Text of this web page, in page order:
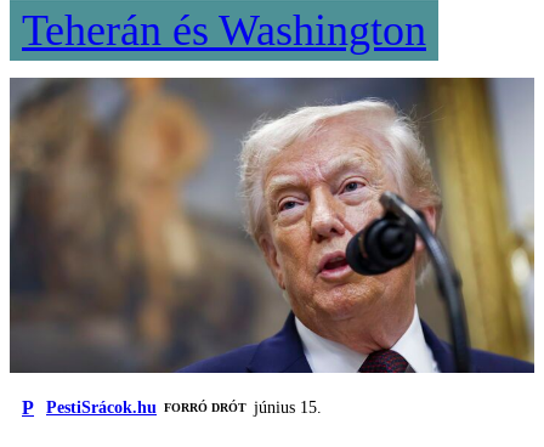
Teherán és Washington
P PestiSrácok.hu FORRÓ DRÓT június 15.